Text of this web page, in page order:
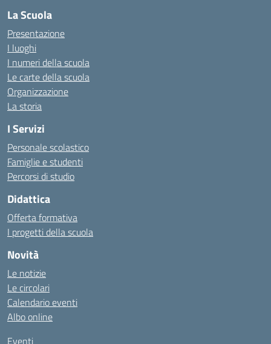
La Scuola
Presentazione
I luoghi
I numeri della scuola
Le carte della scuola
Organizzazione
La storia
I Servizi
Personale scolastico
Famiglie e studenti
Percorsi di studio
Didattica
Offerta formativa
I progetti della scuola
Novità
Le notizie
Le circolari
Calendario eventi
Albo online
Eventi